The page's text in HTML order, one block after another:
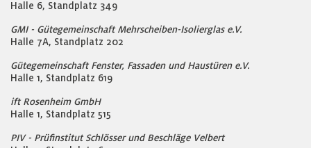
Halle 6, Standplatz 349
GMI - Gütegemeinschaft Mehrscheiben-Isolierglas e.V.
Halle 7A, Standplatz 202
Gütegemeinschaft Fenster, Fassaden und Haustüren e.V.
Halle 1, Standplatz 619
ift Rosenheim GmbH
Halle 1, Standplatz 515
PIV - Prüfinstitut Schlösser und Beschläge Velbert